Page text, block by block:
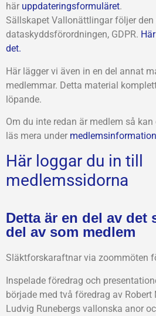
här uppdateringsformuläret.
Sällskapet Vallonättlingar följer den
dataskyddsförordningen, GDPR.
det.
Här lägger vi även in en del annat
medlemmar. Detta material
löpande.
Om du inte redan är medlem så
läs mera under medlemsinformation
Här loggar du in till
medlemssidorna
Detta är en del av det
del av som medlem
Släktforskaraftnar via zoommöten
Inspelade föredrag och
började med två föredrag av
Ludvig Runebergs vallonska anor